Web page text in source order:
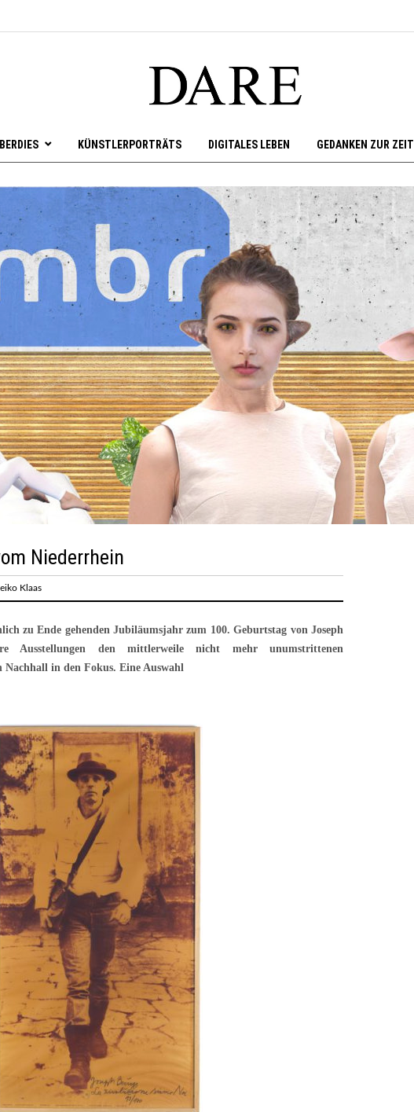
KÜNSTLERPORTRÄTS DIGITALES LEBEN GEDANKEN ZUR ZEIT
Niederrhein
Klaas
zu Ende gehenden Jubiläumsjahr zum 100. Geburtstag von Joseph
Ausstellungen den mittlerweile nicht mehr unumstrittenen
in den Fokus. Eine Auswahl